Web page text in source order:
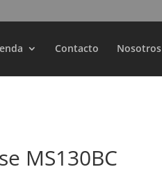
Contacto Nosotros
MS130BC